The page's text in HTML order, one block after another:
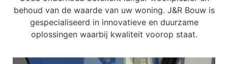
behoud van de waarde van uw woning. J&R Bouw is
gespecialiseerd in innovatieve en duurzame
oplossingen waarbij kwaliteit voorop staat.